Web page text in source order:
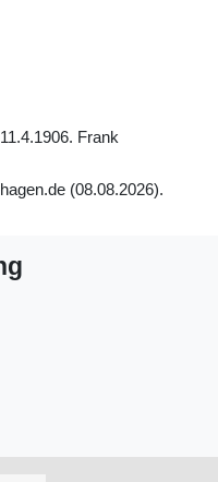
Frank
(08.08.2026).